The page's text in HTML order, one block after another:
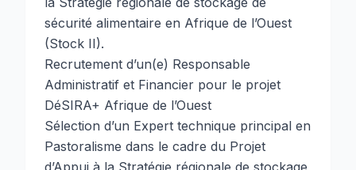
sécurité alimentaire en Afrique de l’Ouest
(Stock II).
Recrutement d’un(e) Responsable
Administratif et Financier pour le projet
DéSIRA+ Afrique de l’Ouest
Sélection d’un Expert technique principal en
Pastoralisme dans le cadre du Projet
d’Appui à la Stratégie régionale de stockage